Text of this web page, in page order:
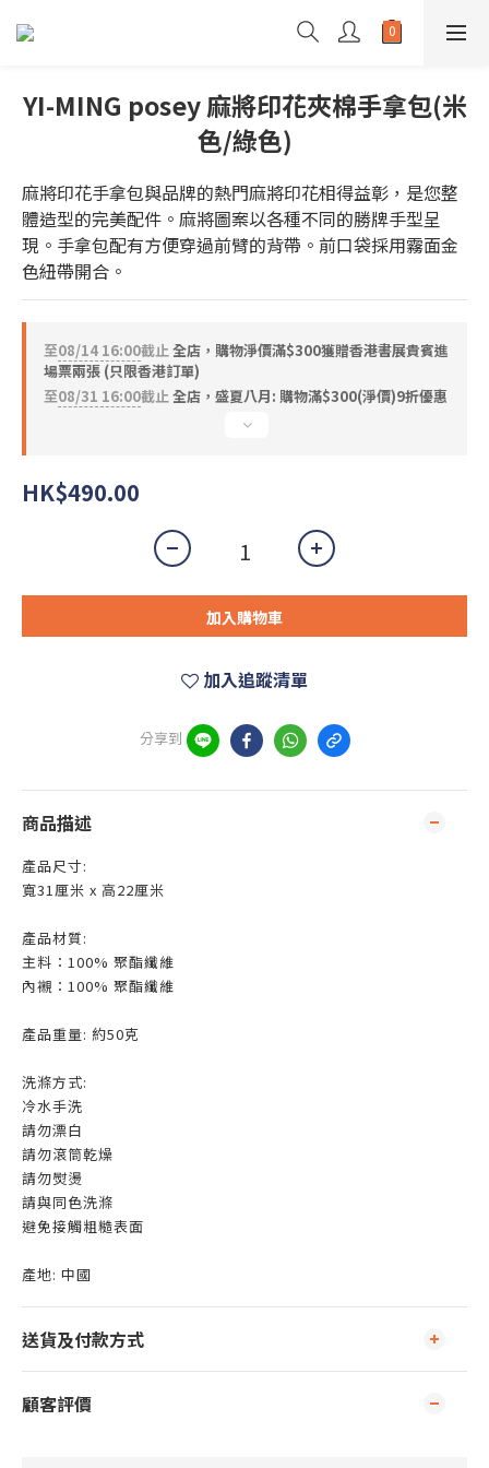
YI-MING posey 麻將印花夾棉手拿包(米
色/綠色)
麻將印花手拿包與品牌的熱門麻將印花相得益彰，是您整
體造型的完美配件。麻將圖案以各種不同的勝牌手型呈
現。手拿包配有方便穿過前臂的背帶。前口袋採用霧面金
色紐帶開合。
至08/14 16:00截止全店，購物淨價滿$300獲贈香港書展貴賓進
場票兩張 (只限香港訂單)
至08/31 16:00截止全店，盛夏八月: 購物滿$300(淨價)9折優惠
HK$490.00
加入購物車
加入追蹤清單
分享到
商品描述
產品尺寸:
寬31厘米 x 高22厘米
產品材質:
主料：100% 聚酯纖維
內襯：100% 聚酯纖維
產品重量: 約50克
洗滌方式:
冷水手洗
請勿漂白
請勿滾筒乾燥
請勿熨燙
請與同色洗滌
避免接觸粗糙表面
產地: 中國
送貨及付款方式
顧客評價